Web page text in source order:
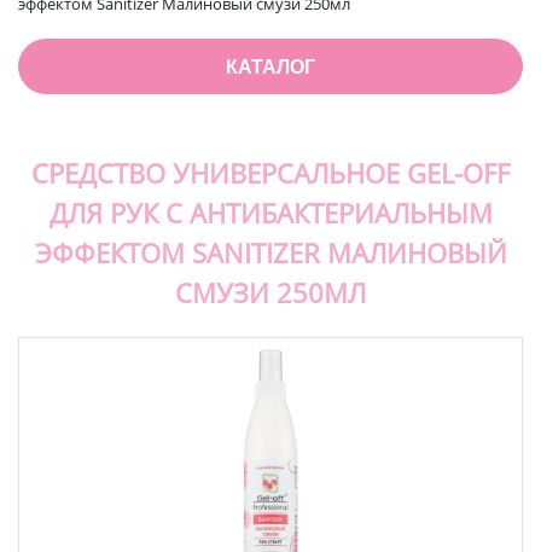
КАТАЛОГ
СРЕДСТВО УНИВЕРСАЛЬНОЕ GEL-OFF
ДЛЯ РУК С АНТИБАКТЕРИАЛЬНЫМ
ЭФФЕКТОМ SANITIZER МАЛИНОВЫЙ
СМУЗИ 250МЛ